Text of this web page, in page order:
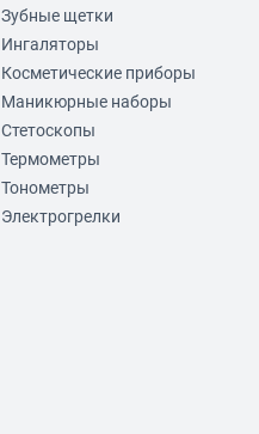
Зубные щетки
Ингаляторы
Косметические приборы
Маникюрные наборы
Стетоскопы
Термометры
Тонометры
Электрогрелки